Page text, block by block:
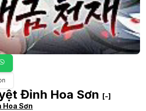
Đỉnh Hoa Sơn [-]
Hoa Sơn